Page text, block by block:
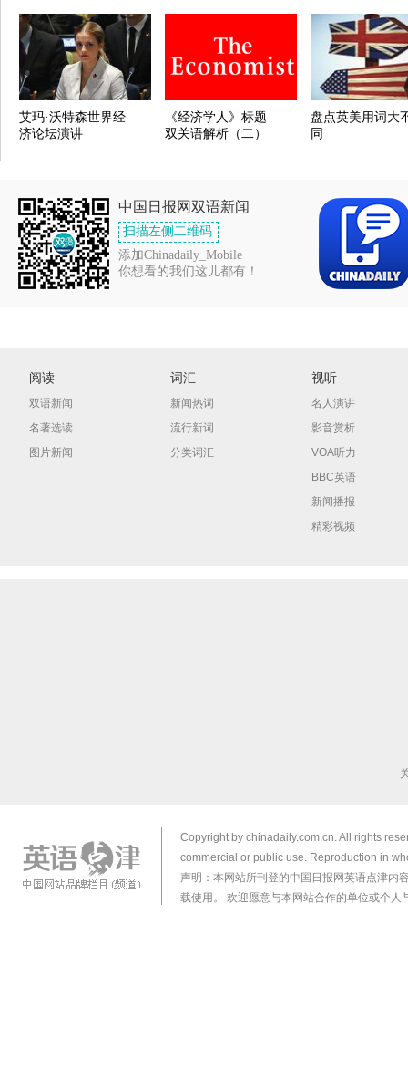
艾玛·沃特森世界经
济论坛演讲
《经济学人》标题
双关语解析（二）
盘点英美用词大
同
中国日报网双语新闻
扫描左侧二维码
添加Chinadaily_Mobile
你想看的我们这儿都有！
阅读
双语新闻
名著选读
图片新闻
词汇
新闻热词
流行新词
分类词汇
视听
名人演讲
影音赏析
VOA听力
BBC英语
新闻播报
精彩视频
Copyright by chinadaily.com.cn. All rights
commercial or public use. Reproduction in
声明：本网站所刊登的中国日报网英语点津内
载使用。 欢迎愿意与本网站合作的单位或个人